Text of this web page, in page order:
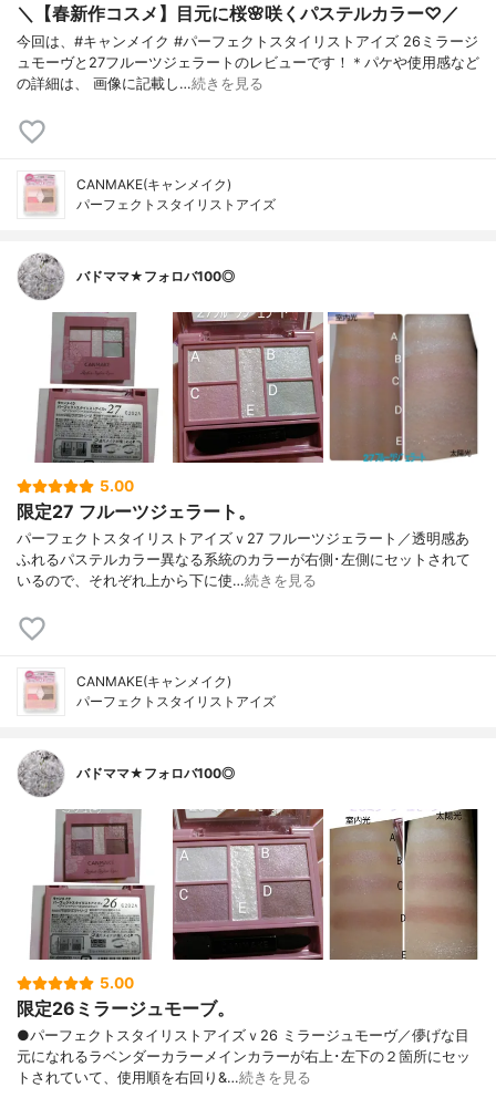
＼【春新作コスメ】目元に桜🌸咲くパステルカラー♡／
今回は、#キャンメイク #パーフェクトスタイリストアイズ 26ミラージ
ュモーヴと27フルーツジェラートのレビューです！＊パケや使用感など
の詳細は、 画像に記載し…続きを見る
CANMAKE(キャンメイク)
パーフェクトスタイリストアイズ
バドママ★フォロバ100◎
5.00
限定27 フルーツジェラート。
パーフェクトスタイリストアイズｖ27 フルーツジェラート／透明感あ
ふれるパステルカラー異なる系統のカラーが右側･左側にセットされて
いるので、それぞれ上から下に使…続きを見る
CANMAKE(キャンメイク)
パーフェクトスタイリストアイズ
バドママ★フォロバ100◎
5.00
限定26ミラージュモーブ。
●パーフェクトスタイリストアイズｖ26 ミラージュモーヴ／儚げな目
元になれるラベンダーカラーメインカラーが右上･左下の２箇所にセッ
トされていて、使用順を右回り&…続きを見る